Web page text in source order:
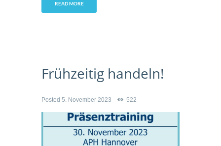
READ MORE
Frühzeitig handeln!
Posted 5. November 2023 522